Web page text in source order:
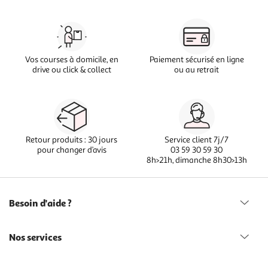
Vos courses à domicile, en
drive ou click & collect
Paiement sécurisé en ligne
ou au retrait
Retour produits : 30 jours
pour changer d’avis
Service client 7j/7
03 59 30 59 30
8h>21h, dimanche 8h30>13h
Besoin d'aide ?
Nos services